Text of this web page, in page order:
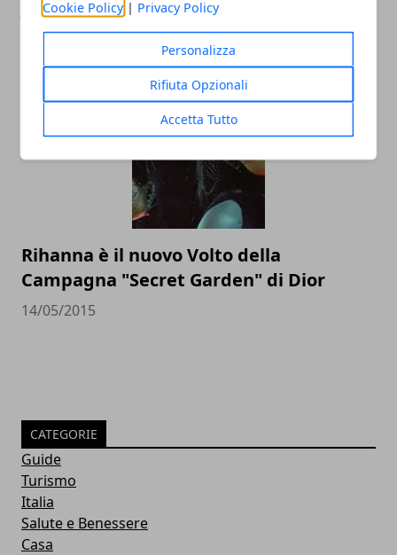
Cookie Policy | Privacy Policy
Personalizza
Rifiuta Opzionali
Accetta Tutto
Jurassic World, al cinema l'ultimo
capitolo della saga di Steven Spielberg
10/06/2015
Rihanna è il nuovo Volto della
Campagna "Secret Garden" di Dior
14/05/2015
CATEGORIE
Guide
Turismo
Italia
Salute e Benessere
Casa